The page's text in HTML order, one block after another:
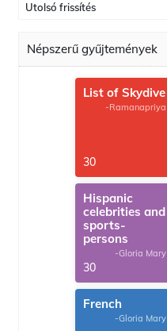
Utolsó frissítés
Népszerű gyűjtemények
List of Skydive
-Ramanapriya
30
Hispanic
celebrities and
sports-
persons
-Gloria Mary
30
French
-Gloria Mary